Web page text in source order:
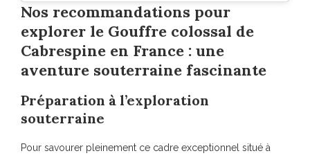
Nos recommandations pour
explorer le Gouffre colossal de
Cabrespine en France : une
aventure souterraine fascinante
Préparation à l’exploration
souterraine
Pour savourer pleinement ce cadre exceptionnel situé à